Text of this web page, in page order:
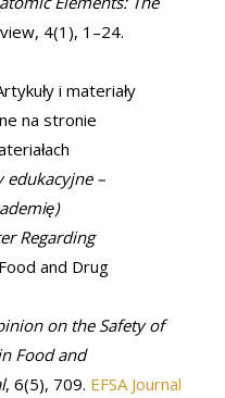
4(1), 1–24.
i materiały
na stronie
edukacyjne –
Regarding
and Drug
on the Safety of
Food and
, 6(5), 709. EFSA Journal